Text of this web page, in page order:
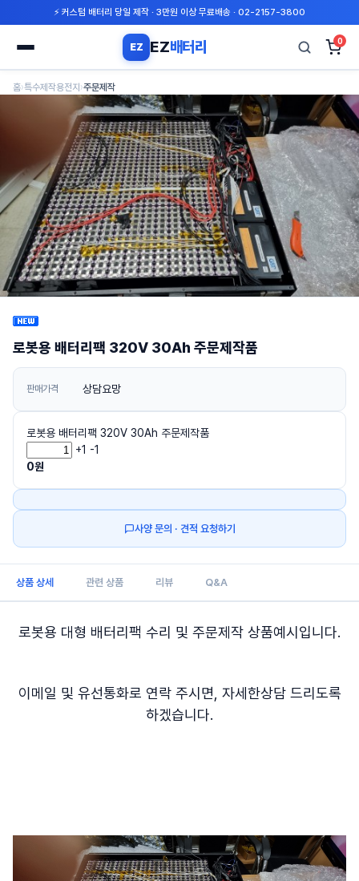
⚡ 커스텀 배터리 당일 제작 · 3만원 이상 무료배송 · 02-2157-3800
EZ EZ배터리 0
색
홈›특수제작용전지 ›주문제작
로봇용 배터리팩 320V 30Ah 주문제작품
판매가격 상담요망
로봇용 배터리팩 320V 30Ah 주문제작품
+1 -1
0원
사양 문의 · 견적 요청하기
상품 상세 관련 상품 리뷰 Q&A
로봇용 대형 배터리팩 수리 및 주문제작 상품예시입니다.
이메일 및 유선통화로 연락 주시면, 자세한상담 드리도록
하겠습니다.